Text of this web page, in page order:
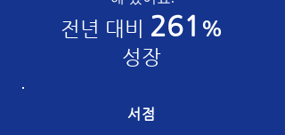
전년 대비 261 %
성장
서점